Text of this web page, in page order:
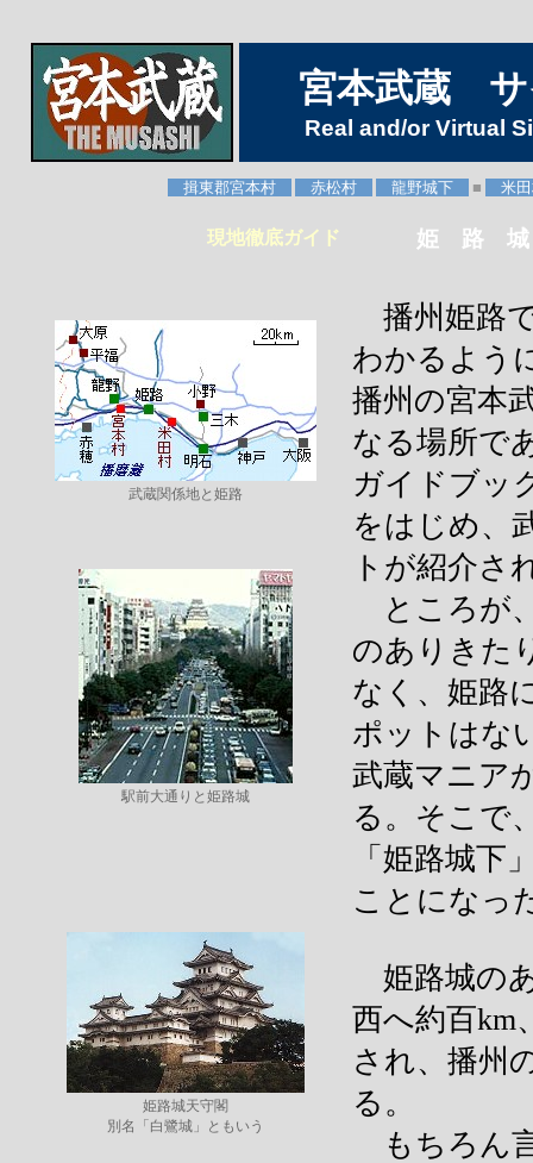
宮本武蔵 サ
Real and/or Virtual
揖東郡宮本村 赤松村 龍野城下 ■ 米
現地徹底ガイド 姫 路
武蔵関係地と姫路
駅前大通りと姫路城
姫路城天守閣
別名「白鷺城」ともいう
播州姫路
わかるよう
播州の宮本
なる場所で
ガイドブッ
をはじめ、
トが紹介さ
ところが
のありきた
なく、姫路
ポットはな
武蔵マニア
る。そこで
「姫路城下
ことになっ
姫路城の
西へ約百km
され、播州
る。
もちろん